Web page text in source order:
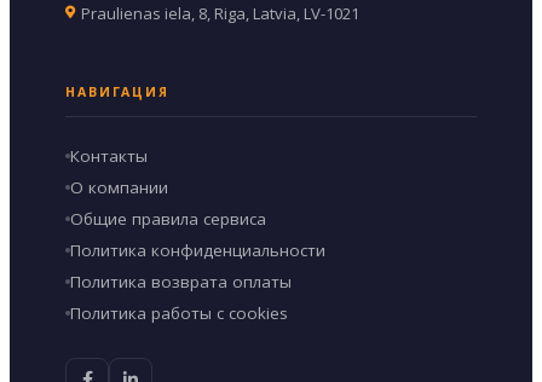
Praulienas iela, 8, Riga, Latvia, LV-1021
НАВИГАЦИЯ
Контакты
О компании
Общие правила сервиса
Политика конфиденциальности
Политика возврата оплаты
Политика работы с cookies